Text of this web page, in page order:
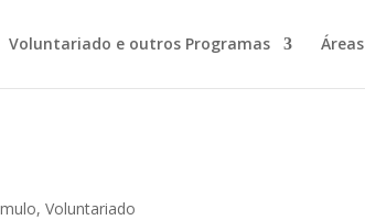
Voluntariado e outros Programas
,Voluntariado